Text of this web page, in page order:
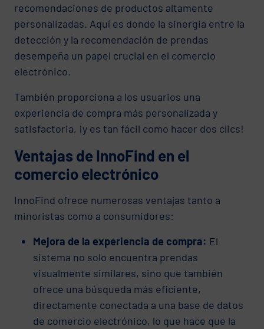
recomendaciones de productos altamente
personalizadas. Aquí es donde la sinergia entre la
detección y la recomendación de prendas
desempeña un papel crucial en el comercio
electrónico.
También proporciona a los usuarios una
experiencia de compra más personalizada y
satisfactoria, ¡y es tan fácil como hacer dos clics!
Ventajas de InnoFind en el
comercio electrónico
InnoFind ofrece numerosas ventajas tanto a
minoristas como a consumidores:
Mejora de la experiencia de compra: El
sistema no solo encuentra prendas
visualmente similares, sino que también
ofrece una búsqueda más eficiente,
directamente conectada a una base de datos
de comercio electrónico, lo que hace que la